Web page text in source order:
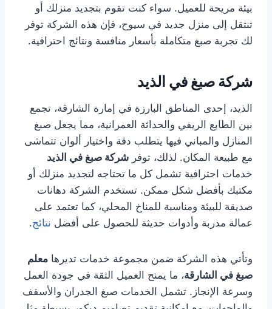
بيئة مريحة للعميل. سواء كنت تقوم بتجديد منزلك أو
تنتقل إلى منزل جديد في سيوح، فإن هذه الشركة توفر
لك تجربة صبغ متكاملة بأسعار منافسة ونتائج احترافية.
شركة صبغ في الذيد
الذيد، إحدى المناطق البارزة في إمارة الشارقة، تجمع
بين الطابع الريفي والحداثة العمرانية، مما يجعل صبغ
المنازل والمباني فيها يتطلب دقة واختيار ألوان تتماشى
مع طبيعة المكان. لذلك، توفر شركة صبغ في الذيد
خدمات احترافية تشمل كل ما تحتاجه لتجديد منزلك أو
مكتبك بأفضل شكل ممكن. تستخدم الشركة دهانات
صديقة للبيئة ومناسبة للمناخ المحلي، كما تعتمد على
عمالة مدربة وأدوات حديثة للحصول على أفضل نتائج.
وتأتي هذه الشركة ضمن مجموعة خدمات تديرها معلم
صبغ في الشارقة، ما يمنح العميل الثقة في جودة العمل
وسرعة الإنجاز. تشمل الخدمات صبغ الجدران والأسقف